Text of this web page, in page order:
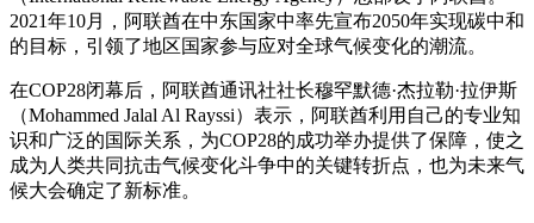
2021年10月，阿联酋在中东国家中率先宣布2050年实现碳中和
的目标，引领了地区国家参与应对全球气候变化的潮流。
在COP28闭幕后，阿联酋通讯社社长穆罕默德·杰拉勒·拉伊斯
（Mohammed Jalal Al Rayssi）表示，阿联酋利用自己的专业知
识和广泛的国际关系，为COP28的成功举办提供了保障，使之
成为人类共同抗击气候变化斗争中的关键转折点，也为未来气
候大会确定了新标准。